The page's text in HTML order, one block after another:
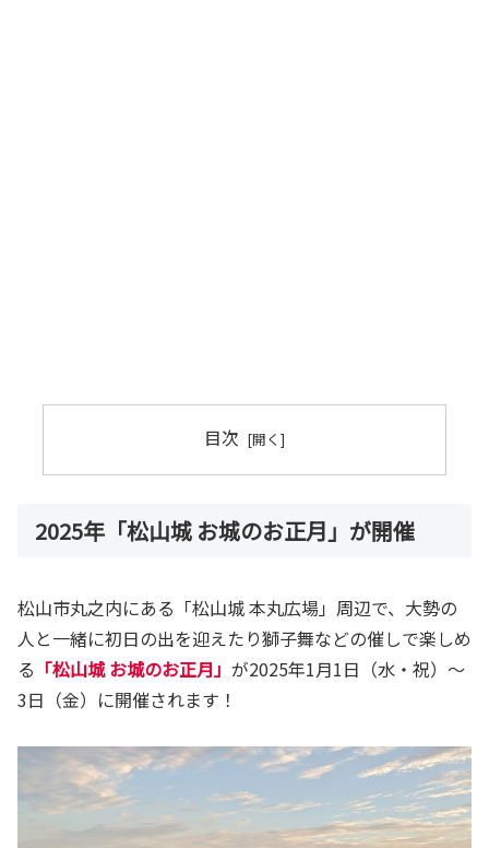
目次
2025年「松山城 お城のお正月」が開催
松山市丸之内にある「松山城 本丸広場」周辺で、大勢の
人と一緒に初日の出を迎えたり獅子舞などの催しで楽しめ
る 「松山城 お城のお正月」 が2025年1月1日（水・祝）～
3日（金）に開催されます！